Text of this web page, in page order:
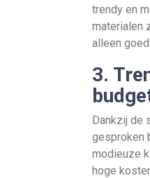
trendy en
materialen
alleen
3.
Dankzij de
gesproken
modieuze
hoge